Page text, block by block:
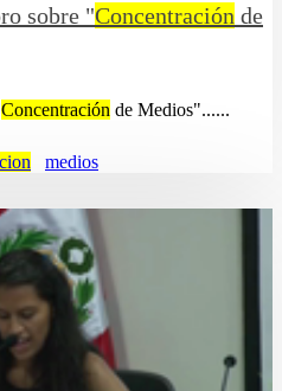
sobre "Concentración de
Concentración de Medios"......
medios